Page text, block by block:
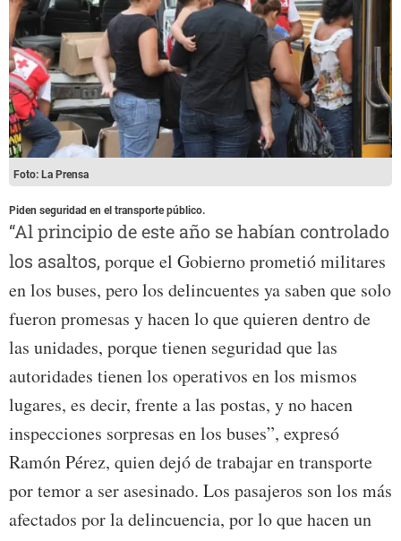
Foto: La Prensa
Piden seguridad en el transporte público.
“Al principio de este año se habían controlado
los asaltos, porque el Gobierno prometió militares
en los buses, pero los delincuentes ya saben que solo
fueron promesas y hacen lo que quieren dentro de
las unidades, porque tienen seguridad que las
autoridades tienen los operativos en los mismos
lugares, es decir, frente a las postas, y no hacen
inspecciones sorpresas en los buses”, expresó
Ramón Pérez, quien dejó de trabajar en transporte
por temor a ser asesinado. Los pasajeros son los más
afectados por la delincuencia, por lo que hacen un